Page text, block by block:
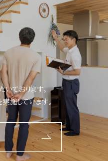
いております。
実施しています。